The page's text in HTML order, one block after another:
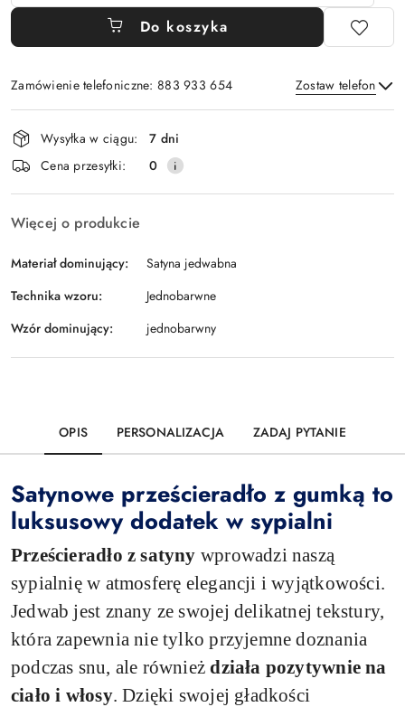
Do koszyka
Zamówienie telefoniczne: 883 933 654 Zostaw telefon
Wyślij
Dostępność
i
dostawa
Wysyłka w ciągu:
7 dni
Cena przesyłki:
0
Więcej o produkcie
Materiał dominujący:
Satyna jedwabna
Technika wzoru:
Jednobarwne
Wzór dominujący:
jednobarwny
OPIS PERSONALIZACJA ZADAJ PYTANIE
Satynowe prześcieradło z gumką to
luksusowy dodatek w sypialni
Prześcieradło z satyny wprowadzi naszą
sypialnię w atmosferę elegancji i wyjątkowości.
Jedwab jest znany ze swojej delikatnej tekstury,
która zapewnia nie tylko przyjemne doznania
podczas snu, ale równieżdziała pozytywnie na
ciało i włosy. Dzięki swojej gładkości